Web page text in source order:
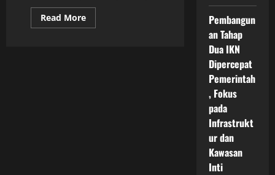
Read MoreRead
more
Pembangun
an Tahap
Dua IKN
Dipercepat
Pemerintah
, Fokus
pada
Infrastrukt
ur dan
Kawasan
Inti